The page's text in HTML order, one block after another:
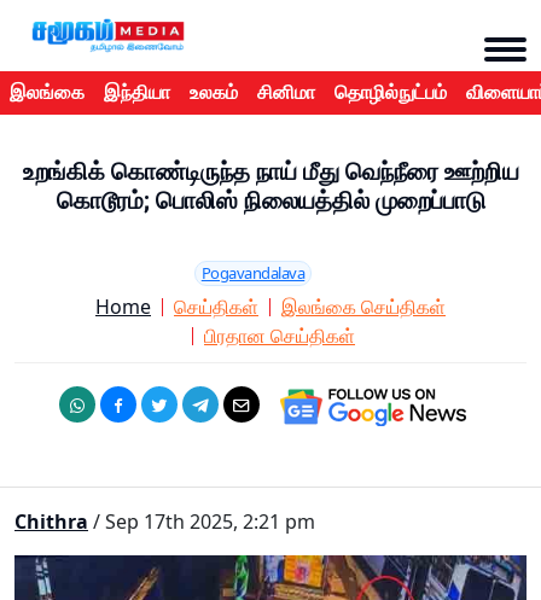
இலங்கை இந்தியா உலகம் சினிமா தொழில்நுட்பம்
உறங்கிக் கொண்டிருந்த நாய் மீது வெந்நீரை ஊற்றிய
கொடூரம்; பொலிஸ் நிலையத்தில் முறைப்பாடு
Pogavandalava
Home செய்திகள்
இலங்கை செய்திகள்
பிரதான செய்திகள்
Chithra / Sep 17th 2025, 2:21 pm